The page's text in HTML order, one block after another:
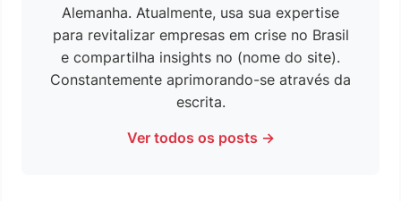
Alemanha. Atualmente, usa sua expertise
para revitalizar empresas em crise no Brasil
e compartilha insights no (nome do site).
Constantemente aprimorando-se através da
escrita.
Ver todos os posts →